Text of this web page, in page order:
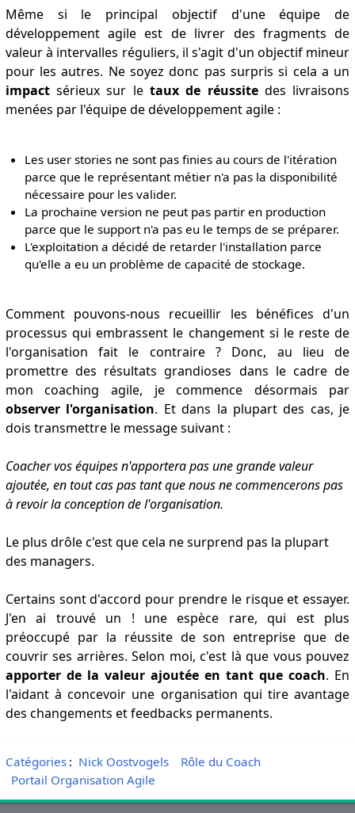
Même si le principal objectif d'une équipe de
développement agile est de livrer des fragments de
valeur à intervalles réguliers, il s'agit d'un objectif mineur
pour les autres. Ne soyez donc pas surpris si cela a un
impactsérieux sur le taux de réussitedes livraisons
menées par l'équipe de développement agile :
Les user stories ne sont pas finies au cours de l'itération
parce que le représentant métier n'a pas la disponibilité
nécessaire pour les valider.
La prochaine version ne peut pas partir en production
parce que le support n'a pas eu le temps de se préparer.
L'exploitation a décidé de retarder l'installation parce
qu'elle a eu un problème de capacité de stockage.
Comment pouvons-nous recueillir les bénéfices d'un
processus qui embrassent le changement si le reste de
l'organisation fait le contraire ? Donc, au lieu de
promettre des résultats grandioses dans le cadre de
mon coaching agile, je commence désormais par
observer l'organisation. Et dans la plupart des cas, je
dois transmettre le message suivant :
Coacher vos équipes n'apportera pas une grande valeur
ajoutée, en tout cas pas tant que nous ne commencerons pas
à revoir la conception de l'organisation.
Le plus drôle c'est que cela ne surprend pas la plupart
des managers.
Certains sont d'accord pour prendre le risque et essayer.
J'en ai trouvé un ! une espèce rare, qui est plus
préoccupé par la réussite de son entreprise que de
couvrir ses arrières. Selon moi, c'est là que vous pouvez
apporter de la valeur ajoutée en tant que coach. En
l'aidant à concevoir une organisation qui tire avantage
des changements et feedbacks permanents.
Catégories: Nick Oostvogels
Rôle du Coach
Portail Organisation Agile